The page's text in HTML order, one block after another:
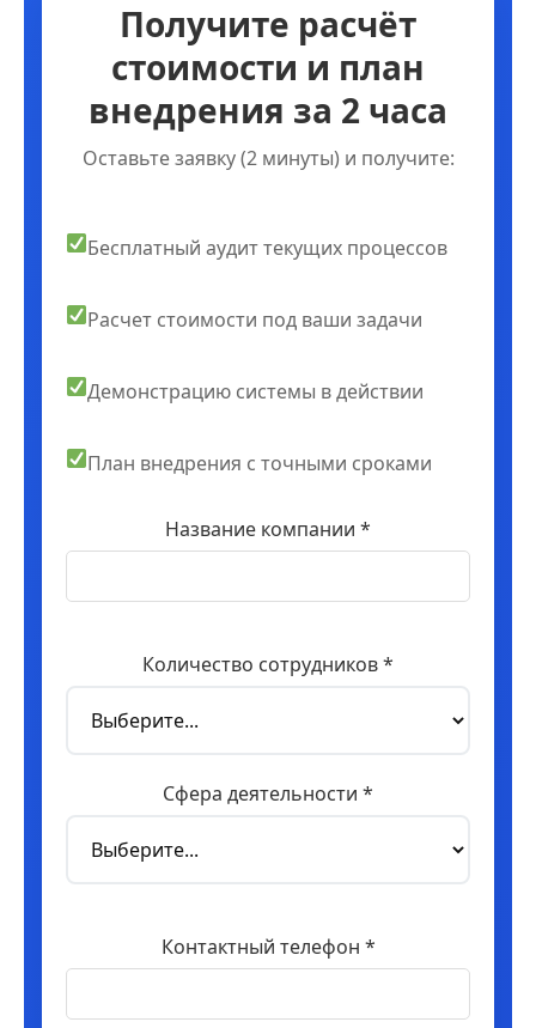
Получите расчёт
стоимости и план
внедрения за 2 часа
Оставьте заявку (2 минуты) и получите:
Бесплатный аудит текущих процессов
Расчет стоимости под ваши задачи
Демонстрацию системы в действии
План внедрения с точными сроками
Название компании *
Количество сотрудников *
Сфера деятельности *
Контактный телефон *